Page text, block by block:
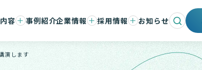
容
ンズオン支援
事例紹介企業情報
会社概要
マネジメントメッセージ
コンサルタント紹介
採用情報
会社と事業
職場環境と制度
お知らせ
演します